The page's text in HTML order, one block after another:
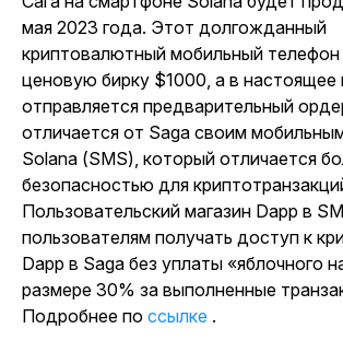
мая 2023 года. Этот долгожданный
криптовалютный мобильный телефон
ценовую бирку $1000, а в настоящее
отправляется предварительный
отличается от Saga своим
Solana (SMS), который отличается
безопасностью для
Пользовательский магазин Dapp в
пользователям получать доступ к
Dapp в Saga без уплаты «яблочного
размере 30% за выполненные
Подробнее по ссылке .